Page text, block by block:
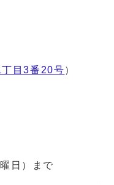
目3番20号）
日）まで